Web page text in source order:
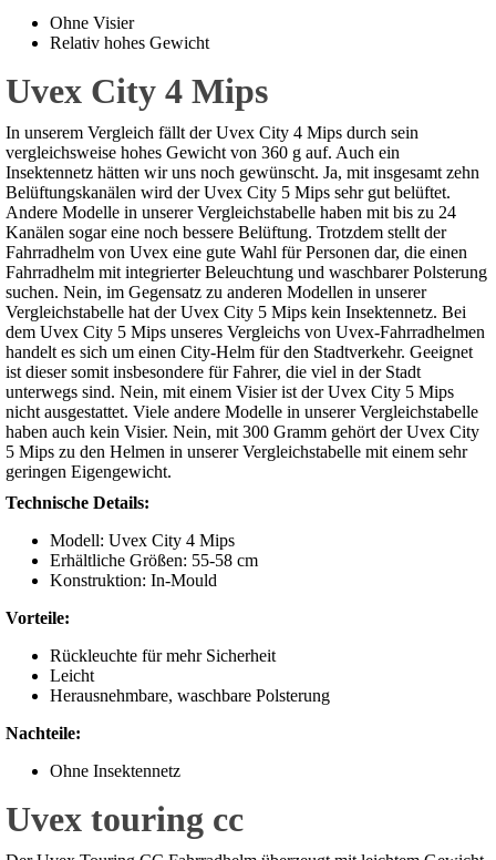
Ohne Visier
Relativ hohes Gewicht
Uvex City 4 Mips
In unserem Vergleich fällt der Uvex City 4 Mips durch sein
vergleichsweise hohes Gewicht von 360 g auf. Auch ein
Insektennetz hätten wir uns noch gewünscht. Ja, mit insgesamt zehn
Belüftungskanälen wird der Uvex City 5 Mips sehr gut belüftet.
Andere Modelle in unserer Vergleichstabelle haben mit bis zu 24
Kanälen sogar eine noch bessere Belüftung. Trotzdem stellt der
Fahrradhelm von Uvex eine gute Wahl für Personen dar, die einen
Fahrradhelm mit integrierter Beleuchtung und waschbarer Polsterung
suchen. Nein, im Gegensatz zu anderen Modellen in unserer
Vergleichstabelle hat der Uvex City 5 Mips kein Insektennetz. Bei
dem Uvex City 5 Mips unseres Vergleichs von Uvex-Fahrradhelmen
handelt es sich um einen City-Helm für den Stadtverkehr. Geeignet
ist dieser somit insbesondere für Fahrer, die viel in der Stadt
unterwegs sind. Nein, mit einem Visier ist der Uvex City 5 Mips
nicht ausgestattet. Viele andere Modelle in unserer Vergleichstabelle
haben auch kein Visier. Nein, mit 300 Gramm gehört der Uvex City
5 Mips zu den Helmen in unserer Vergleichstabelle mit einem sehr
geringen Eigengewicht.
Technische Details:
Modell: Uvex City 4 Mips
Erhältliche Größen: 55-58 cm
Konstruktion: In-Mould
Vorteile:
Rückleuchte für mehr Sicherheit
Leicht
Herausnehmbare, waschbare Polsterung
Nachteile:
Ohne Insektennetz
Uvex touring cc